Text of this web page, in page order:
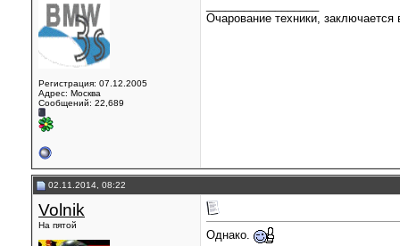
Регистрация: 07.12.2005
Адрес: Москва
Сообщений: 22,689
Очарование техники,
02.11.2014, 08:22
Volnik
На пятой
Однако.